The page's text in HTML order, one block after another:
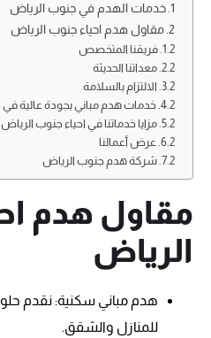
خدمات الهدم في جنوب الرياض
مقاول هدم احياء جنوب الرياض
فريقنا المتخصص
معداتنا الحديثة
الالتزام بالسلامة
خدمات هدم مباني بجودة عالية
مزايا خدماتنا في احياء جنوب
عرض أعمالنا
شركة هدم جنوب الرياض
مقاول هدم
الرياض
هدم مباني سكنية: نقدم
للمنازل والشقق.